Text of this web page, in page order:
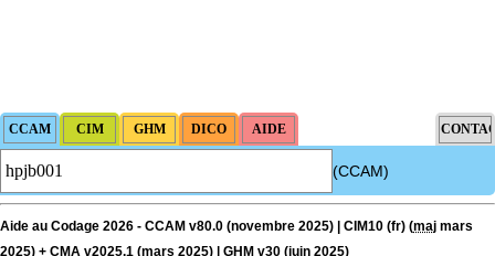
(CCAM)
Aide au Codage 2026 - CCAM v80.0 (novembre 2025) | CIM10 (fr) (maj mars
2025) + CMA v2025.1 (mars 2025) | GHM v30 (juin 2025)